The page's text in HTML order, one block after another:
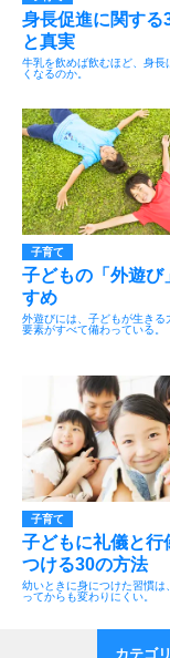
身長促進に関する
と真実
牛乳を飲めば飲むほど、身長
くなるのか。
子育て
子どもの「外遊び
すめ
外遊びには、子どもが生きる
要素がすべて備わっている。
子育て
子どもに礼儀と行
つける30の方法
幼いときに身につけた習慣は
ってからも変わりにくい。
カテゴ